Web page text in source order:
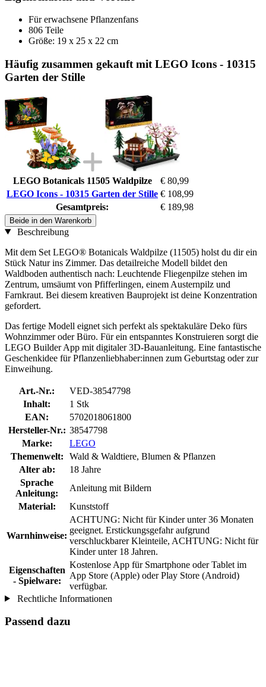
Für erwachsene Pflanzenfans
806 Teile
Größe: 19 x 25 x 22 cm
Häufig zusammen gekauft mit LEGO Icons - 10315
Garten der Stille
LEGO Botanicals 11505 Waldpilze
€ 80,99
LEGO Icons - 10315 Garten der Stille € 108,99
Gesamtpreis:
€ 189,98
Beide in den Warenkorb
Beschreibung
Mit dem Set LEGO® Botanicals Waldpilze (11505) holst du dir ein
Stück Natur ins Zimmer. Das detailreiche Modell bildet den
Waldboden authentisch nach: Leuchtende Fliegenpilze stehen im
Zentrum, umsäumt von Pfifferlingen, einem Austernpilz und
Farnkraut. Bei diesem kreativen Bauprojekt ist deine Konzentration
gefordert.
Das fertige Modell eignet sich perfekt als spektakuläre Deko fürs
Wohnzimmer oder Büro. Für ein entspanntes Konstruieren sorgt die
LEGO Builder App mit digitaler 3D-Bauanleitung. Eine fantastische
Geschenkidee für Pflanzenliebhaber:innen zum Geburtstag oder zur
Einweihung.
Art.-Nr.:
VED-38547798
Inhalt:
1 Stk
EAN:
5702018061800
Hersteller-Nr.: 38547798
Marke:
LEGO
Themenwelt:
Wald & Waldtiere, Blumen & Pflanzen
Alter ab:
18 Jahre
Sprache
Anleitung:
Anleitung mit Bildern
Material:
Kunststoff
Warnhinweise:
ACHTUNG: Nicht für Kinder unter 36 Monaten
geeignet. Erstickungsgefahr aufgrund
verschluckbarer Kleinteile, ACHTUNG: Nicht für
Kinder unter 18 Jahren.
Eigenschaften
- Spielware:
Kostenlose App für Smartphone oder Tablet im
App Store (Apple) oder Play Store (Android)
verfügbar.
Rechtliche Informationen
Passend dazu